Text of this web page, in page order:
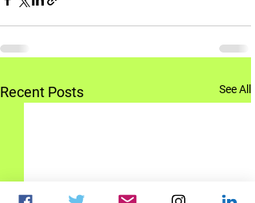
Recent Posts See All